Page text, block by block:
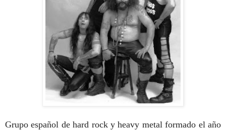
Grupo español de hard rock y heavy metal formado el año